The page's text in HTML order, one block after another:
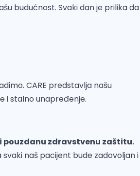
budućnost. Svaki dan je prilika da
CARE predstavlja našu
i stalno unapređenje.
pouzdanu zdravstvenu zaštitu.
naš pacijent bude zadovoljan i